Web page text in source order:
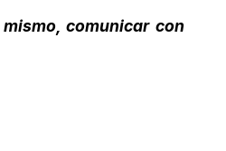
comunicar con